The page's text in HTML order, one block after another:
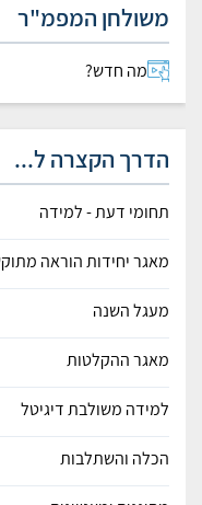
משולחן המפמ"ר
מה חדש?
הדרך הקצרה ל...
תחומי דעת - למידה
מאגר יחידות הוראה
מעגל השנה
מאגר ההקלטות
למידה משולבת דיגיטל
הכלה והשתלבות